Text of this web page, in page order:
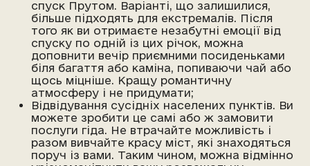
спуск Прутом. Варіанті, що залишилися,
більше підходять для екстремалів. Після
того як ви отримаєте незабутні емоції від
спуску по одній із цих річок, можна
доповнити вечір приємними посиденьками
біля багаття або каміна, попиваючи чай або
щось міцніше. Кращу романтичну
атмосферу і не придумати;
Відвідування сусідніх населених пунктів. Ви
можете зробити це самі або ж замовити
послуги гіда. Не втрачайте можливість і
разом вивчайте красу міст, які знаходяться
поруч із вами. Таким чином, можна відмінно